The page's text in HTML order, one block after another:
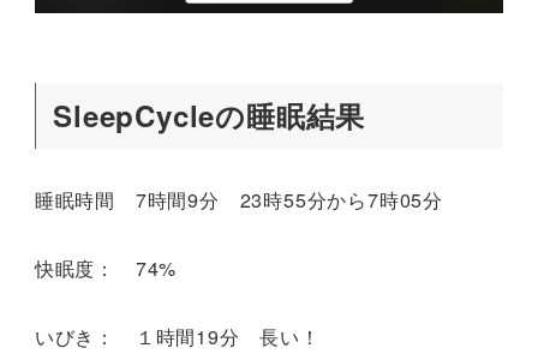
SleepCycleの睡眠結果
睡眠時間 7時間9分 23時55分から7時05分
快眠度： 74%
いびき： １時間19分 長い！